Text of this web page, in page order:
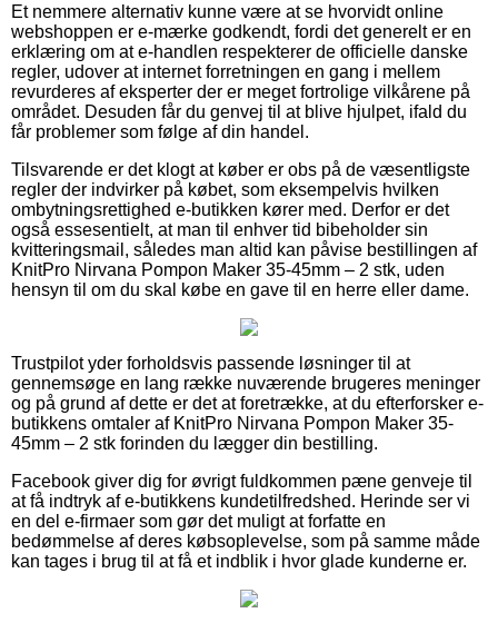
Et nemmere alternativ kunne være at se hvorvidt online
webshoppen er e-mærke godkendt, fordi det generelt er en
erklæring om at e-handlen respekterer de officielle danske
regler, udover at internet forretningen en gang i mellem
revurderes af eksperter der er meget fortrolige vilkårene på
området. Desuden får du genvej til at blive hjulpet, ifald du
får problemer som følge af din handel.
Tilsvarende er det klogt at køber er obs på de væsentligste
regler der indvirker på købet, som eksempelvis hvilken
ombytningsrettighed e-butikken kører med. Derfor er det
også essesentielt, at man til enhver tid bibeholder sin
kvitteringsmail, således man altid kan påvise bestillingen af
KnitPro Nirvana Pompon Maker 35-45mm – 2 stk, uden
hensyn til om du skal købe en gave til en herre eller dame.
Trustpilot yder forholdsvis passende løsninger til at
gennemsøge en lang række nuværende brugeres meninger
og på grund af dette er det at foretrække, at du efterforsker e-
butikkens omtaler af KnitPro Nirvana Pompon Maker 35-
45mm – 2 stk forinden du lægger din bestilling.
Facebook giver dig for øvrigt fuldkommen pæne genveje til
at få indtryk af e-butikkens kundetilfredshed. Herinde ser vi
en del e-firmaer som gør det muligt at forfatte en
bedømmelse af deres købsoplevelse, som på samme måde
kan tages i brug til at få et indblik i hvor glade kunderne er.